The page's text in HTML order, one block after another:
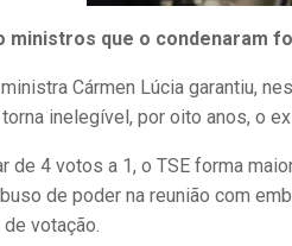
ministros que o condenaram
Cármen Lúcia garantiu,
torna inelegível, por oito anos, o
de 4 votos a 1, o TSE forma
de poder na reunião com
votação.